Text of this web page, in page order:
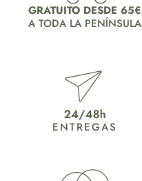
GRATUITO DESDE 65€
A TODA LA PENÍNSULA
ENTREGAS